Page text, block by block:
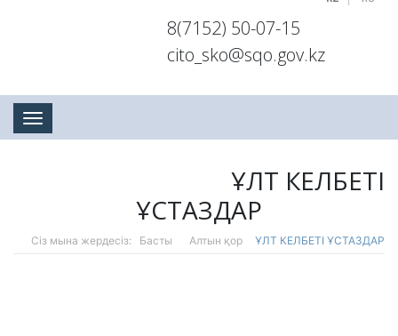
8(7152) 50-07-15
cito_sko@sqo.gov.kz
Toggle navigation
ҰЛТ КЕЛБЕТІ
ҰСТАЗДАР
Сіз мына жердесіз: Басты Алтын қор ⁠ҰЛТ КЕЛБЕТІ ҰСТАЗДАР